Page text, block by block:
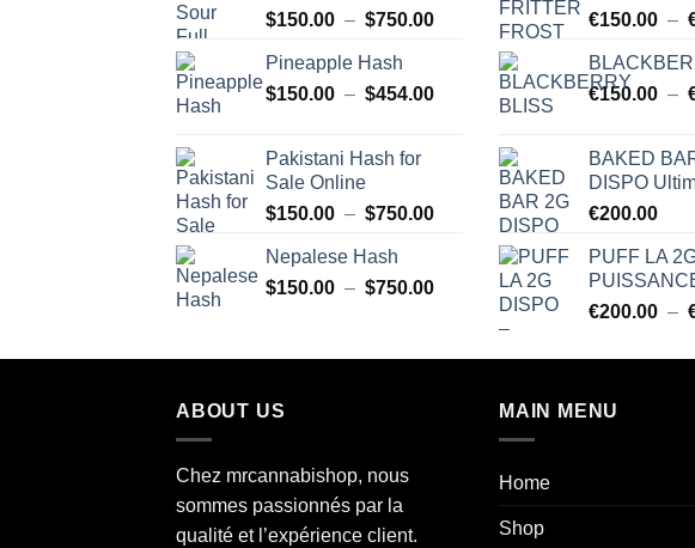
$150.00 – $750.00Plage
$150.00
$750.00
Pineapple Hash
$150.00 – $454.00Plage
$150.00
$454.00
Pakistani Hash for
Sale Online
$150.00 – $750.00Plage
$150.00
Nepalese Hash
$150.00 – $750.00Plage
$150.00
€150.00 –
€150.00 –
BAKED
DISPO
€200.00
PUFF LA
€200.00 –
ABOUT US
Chez mrcannabishop, nous
sommes passionnés par la
qualité et l’expérience client.
MAIN MENU
Home
Shop